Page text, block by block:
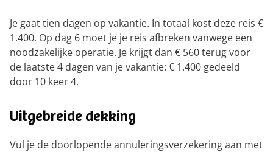
Je gaat tien dagen op vakantie. In totaal kost deze reis €
1.400. Op dag 6 moet je je reis afbreken vanwege een
noodzakelijke operatie. Je krijgt dan € 560 terug voor
de laatste 4 dagen van je vakantie: € 1.400 gedeeld
door 10 keer 4.
Uitgebreide dekking
Vul je de doorlopende annuleringsverzekering aan met